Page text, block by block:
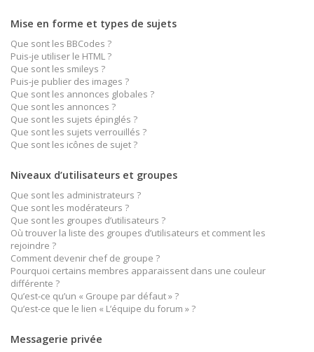
Mise en forme et types de sujets
Que sont les BBCodes ?
Puis-je utiliser le HTML ?
Que sont les smileys ?
Puis-je publier des images ?
Que sont les annonces globales ?
Que sont les annonces ?
Que sont les sujets épinglés ?
Que sont les sujets verrouillés ?
Que sont les icônes de sujet ?
Niveaux d’utilisateurs et groupes
Que sont les administrateurs ?
Que sont les modérateurs ?
Que sont les groupes d’utilisateurs ?
Où trouver la liste des groupes d’utilisateurs et comment les
rejoindre ?
Comment devenir chef de groupe ?
Pourquoi certains membres apparaissent dans une couleur
différente ?
Qu’est-ce qu’un « Groupe par défaut » ?
Qu’est-ce que le lien « L’équipe du forum » ?
Messagerie privée